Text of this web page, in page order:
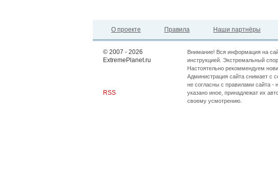
О проекте Правила Наши партнёры
© 2007 - 2026
ExtremePlanet.ru
RSS
Внимание! Вся информация на
инструкцией. Экстремальный
Настоятельно рекоммендуем
Администрация сайта снимает с
не согласны с правилами сайта -
указано иное, принадлежат их
своему усмотрению.